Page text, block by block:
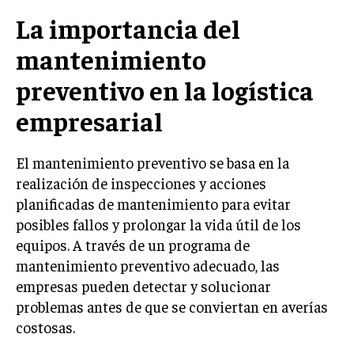
AGENCIAS DE MARKETING
AGENCIAS DE POSICIONAMIENTO WEB SEO
VENTA DE ENLACES
MARKETING DIGITAL
VENTAS Y PERSUASIÓN
GESTIÓN DE PRODUCTOS
COMUNICACIÓN CORPORATIVA
GESTIÓN DE MARCA
INVESTIGACIÓN DE MERCADO
ANÁLISIS DE COMPETENCIA
La importancia del
mantenimiento
preventivo en la logística
empresarial
El mantenimiento preventivo se basa en la
realización de inspecciones y acciones
planificadas de mantenimiento para evitar
posibles fallos y prolongar la vida útil de los
equipos. A través de un programa de
mantenimiento preventivo adecuado, las
empresas pueden detectar y solucionar
problemas antes de que se conviertan en averías
costosas.